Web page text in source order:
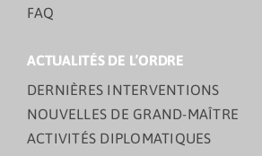
FAQ
ACTUALITÉS DE L’ORDRE
DERNIÈRES INTERVENTIONS
NOUVELLES DE GRAND-MAÎTRE
ACTIVITÉS DIPLOMATIQUES